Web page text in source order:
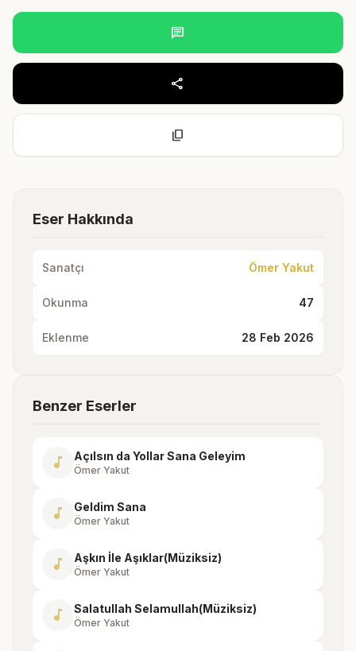
chat
share
content_copy
Eser Hakkında
Sanatçı Ömer Yakut
Okunma 47
Eklenme 28 Feb 2026
Benzer Eserler
music_note Açılsın da Yollar Sana Geleyim
Ömer Yakut
music_note Geldim Sana
Ömer Yakut
music_note Aşkın İle Aşıklar(Müziksiz)
Ömer Yakut
music_note Salatullah Selamullah(Müziksiz)
Ömer Yakut